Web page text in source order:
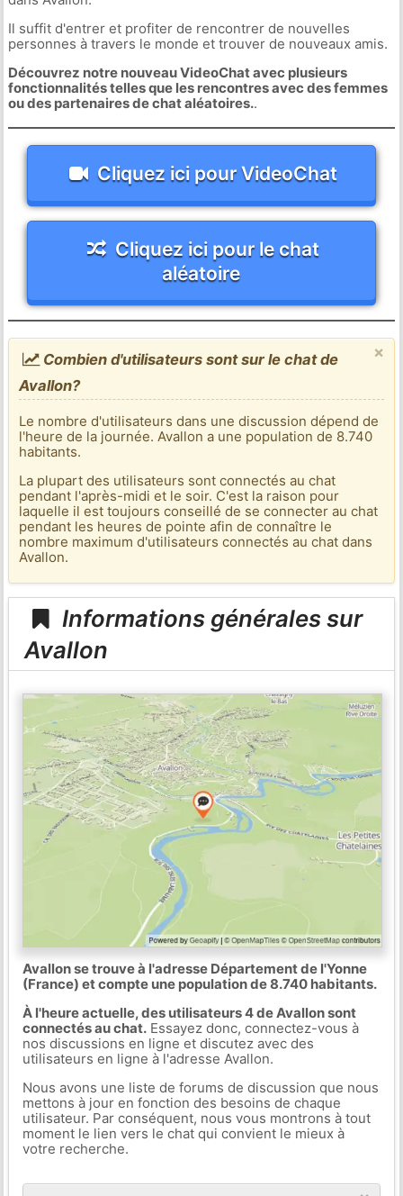
Il suffit d'entrer et profiter de rencontrer de nouvelles
personnes à travers le monde et trouver de nouveaux amis.
Découvrez notre nouveau VideoChat avec plusieurs
fonctionnalités telles que les rencontres avec des femmes
ou des partenaires de chat aléatoires..
Cliquez ici pour VideoChat
Cliquez ici pour le chat
aléatoire
×
Combien d'utilisateurs sont sur le chat de
Avallon?
Le nombre d'utilisateurs dans une discussion dépend de
l'heure de la journée. Avallon a une population de 8.740
habitants.
La plupart des utilisateurs sont connectés au chat
pendant l'après-midi et le soir. C'est la raison pour
laquelle il est toujours conseillé de se connecter au chat
pendant les heures de pointe afin de connaître le
nombre maximum d'utilisateurs connectés au chat dans
Avallon.
Informations générales sur
Avallon
Avallon se trouve à l'adresse Département de l'Yonne
(France) et compte une population de 8.740 habitants.
À l'heure actuelle, des utilisateurs 4 de Avallon sont
connectés au chat.Essayez donc, connectez-vous à
nos discussions en ligne et discutez avec des
utilisateurs en ligne à l'adresse Avallon.
Nous avons une liste de forums de discussion que nous
mettons à jour en fonction des besoins de chaque
utilisateur. Par conséquent, nous vous montrons à tout
moment le lien vers le chat qui convient le mieux à
votre recherche.